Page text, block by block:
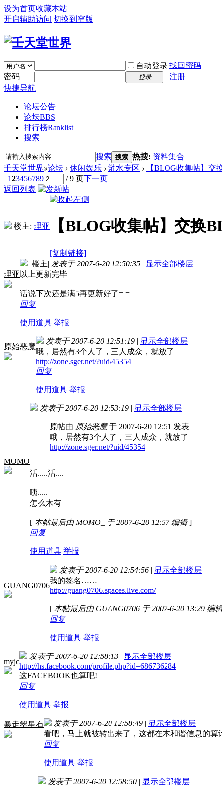
设为首页收藏本站
开启辅助访问 切换到窄版
自动登录 找回密码
密码
登录
注册
快捷导航
论坛公告
论坛BBS
排行榜Ranklist
搜索
搜索 搜索 热搜: 资料集合
壬天堂世界»论坛 › 休闲娱乐 › 灌水专区 ›
【BLOG收集帖】交
123456789 / 9 页下一页
返回列表
楼主: 理亚 【BLOG收集帖】交换
[复制链接]
理亚
楼主| 发表于 2007-6-20 12:50:35 | 显示全部楼层
以上更新完毕
话说下次还是满5再更新好了= =
回复
使用道具 举报
原始恶魔
发表于 2007-6-20 12:51:19 | 显示全部楼层
哦，居然有3个人了，三人成众，就放了
http://zone.sger.net/?uid/45354
回复
使用道具 举报
MOMO
发表于 2007-6-20 12:53:19 | 显示全部楼层
原帖由 原始恶魔于 2007-6-20 12:51 发表
哦，居然有3个人了，三人成众，就放了
http://zone.sger.net/?uid/45354
活.....活....
咦.....
怎么木有
[ 本帖最后由 MOMO_ 于 2007-6-20 12:57 编辑]
回复
使用道具 举报
GUANG0706
发表于 2007-6-20 12:54:56 | 显示全部楼层
我的签名……
http://guang0706.spaces.live.com/
[ 本帖最后由 GUANG0706 于 2007-6-20 13:29 编
回复
使用道具 举报
myjc
发表于 2007-6-20 12:58:13 | 显示全部楼层
http://hs.facebook.com/profile.php?id=686736284
这FACEBOOK也算吧!
回复
使用道具 举报
暴走翠星石 发表于 2007-6-20 12:58:49 | 显示全部楼层
看吧，马上就被转出来了，这都在本和谐信息的算
回复
使用道具 举报
发表于 2007-6-20 12:58:50 | 显示全部楼层